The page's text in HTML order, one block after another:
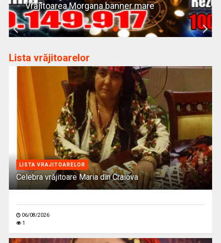
Vrajitoarea Morgana banner mare
Lista vrăjitoarelor
LISTA VRAJITOARELOR
Celebra vrăjitoare Maria din Craiova
06/08/2026
1